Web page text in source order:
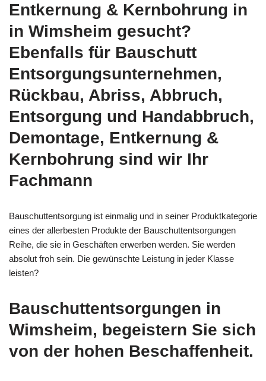
Entkernung & Kernbohrung in
in Wimsheim gesucht?
Ebenfalls für Bauschutt
Entsorgungsunternehmen,
Rückbau, Abriss, Abbruch,
Entsorgung und Handabbruch,
Demontage, Entkernung &
Kernbohrung sind wir Ihr
Fachmann
Bauschuttentsorgung ist einmalig und in seiner Produktkategorie
eines der allerbesten Produkte der Bauschuttentsorgungen
Reihe, die sie in Geschäften erwerben werden. Sie werden
absolut froh sein. Die gewünschte Leistung in jeder Klasse
leisten?
Bauschuttentsorgungen in
Wimsheim, begeistern Sie sich
von der hohen Beschaffenheit.